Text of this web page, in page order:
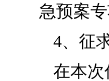
急预案
4、征
在本